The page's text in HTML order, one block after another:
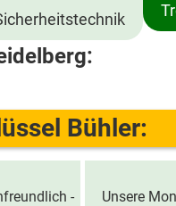
Bühler:
-
Unsere